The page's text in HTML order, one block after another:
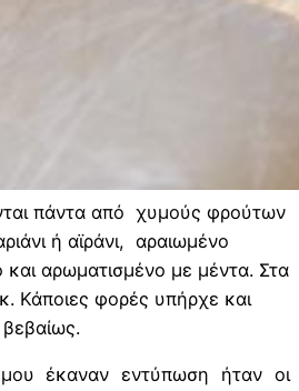
πάντα από χυμούς φρούτων
ή αϊράνι, αραιωμένο
και αρωματισμένο με μέντα. Στα
Κάποιες φορές υπήρχε και
έκαναν εντύπωση ήταν οι